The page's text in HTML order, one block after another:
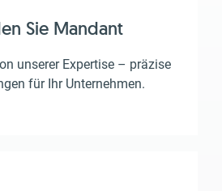
Sie Mandant
unserer Expertise – präzise
für Ihr Unternehmen.